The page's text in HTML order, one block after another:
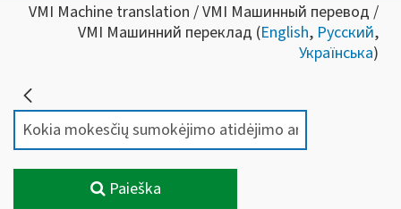
VMI Machine translation / VMI Машинный перевод /
VMI Машинний переклад (English, Русский,
Українська)
Paieška